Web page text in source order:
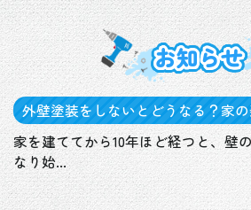
お知らせ
外壁塗装をしないとどうなる？家
性の低下と劣化のサイン
家を建ててから10年ほど経つと、壁
なり始...